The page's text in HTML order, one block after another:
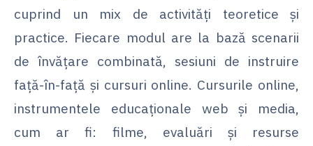
cuprind un mix de activități teoretice și
practice. Fiecare modul are la bază scenarii
de învățare combinată, sesiuni de instruire
față-în-față și cursuri online. Cursurile online,
instrumentele educaționale web și media,
cum ar fi: filme, evaluări și resurse